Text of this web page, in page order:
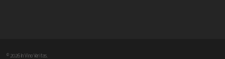
© 2026 In Vino Veritas.